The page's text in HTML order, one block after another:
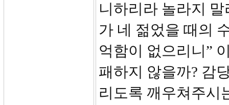
니하리라 놀라지
가 네 젊었을 때의
억함이 없으리니”
패하지 않을까? 감
리도록 깨우쳐주시